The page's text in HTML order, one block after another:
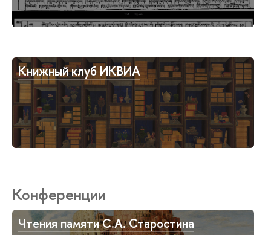
Книжный клуб ИКВИА
Конференции
Чтения памяти С.А. Старостина